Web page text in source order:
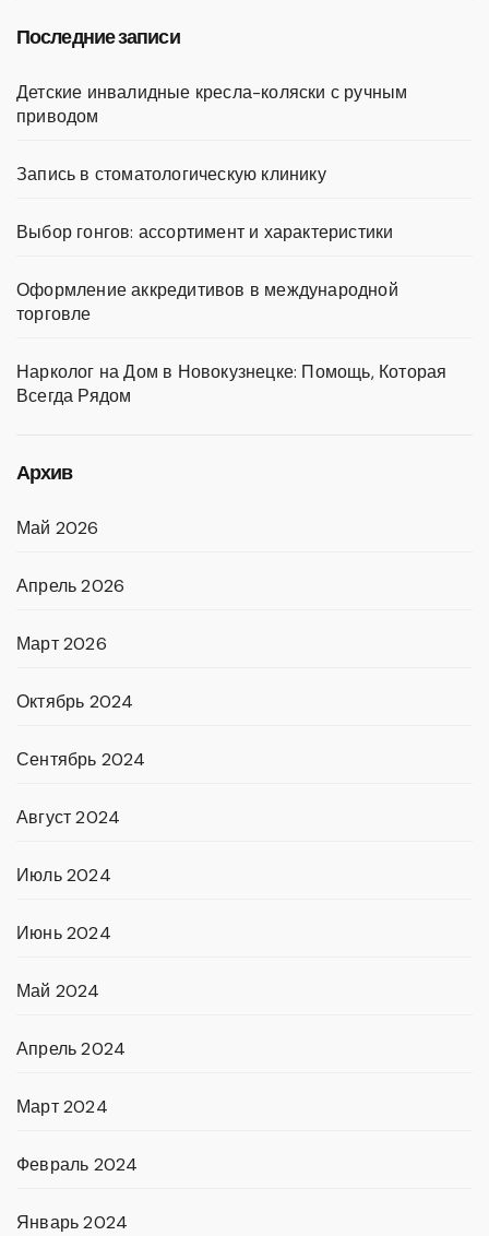
Последние записи
Детские инвалидные кресла-коляски с ручным
приводом
Запись в стоматологическую клинику
Выбор гонгов: ассортимент и характеристики
Оформление аккредитивов в международной
торговле
Нарколог на Дом в Новокузнецке: Помощь, Которая
Всегда Рядом
Архив
Май 2026
Апрель 2026
Март 2026
Октябрь 2024
Сентябрь 2024
Август 2024
Июль 2024
Июнь 2024
Май 2024
Апрель 2024
Март 2024
Февраль 2024
Январь 2024